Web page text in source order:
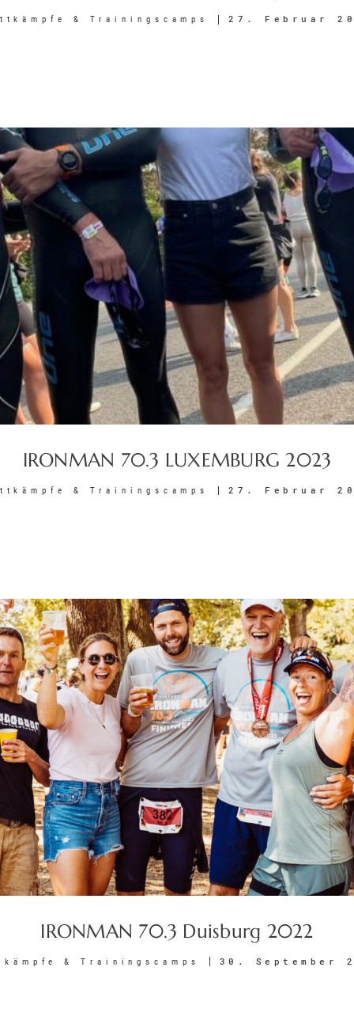
& Trainingscamps 27. Februar
IRONMAN 70.3 LUXEMBURG 2023
& Trainingscamps 27. Februar
IRONMAN 70.3 Duisburg 2022
& Trainingscamps 30. September